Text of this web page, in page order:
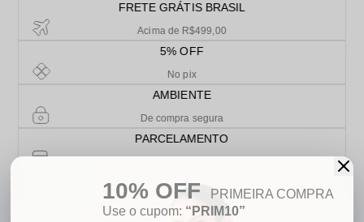
FRETE GRÁTIS BRASIL
Acima de R$499,00
5% OFF
No pix
AMBIENTE
De compra segura
PARCELAMENTO
10% OFF
PRIMEIRA COMPRA
Use o cupom: “PRIM10”